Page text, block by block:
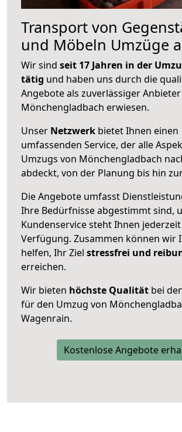
Transport von
und Möbeln Umzüge
Wir sind seit 17 Jahren in der
tätig und haben uns durch die
Angebote als zuverlässiger
Mönchengladbach erwiesen.
Unser Netzwerk bietet Ihnen einen
umfassenden Service, der alle
Umzugs von Mönchengladbach
abdeckt, von der Planung bis hin
Die Angebote umfasst
Ihre Bedürfnisse abgestimmt sind,
Kundenservice steht Ihnen
Verfügung. Zusammen können wir
helfen, Ihr Ziel stressfrei und
erreichen.
Wir bieten höchste Qualität bei
für den Umzug von
Wagenrain.
Kostenlose Angebote